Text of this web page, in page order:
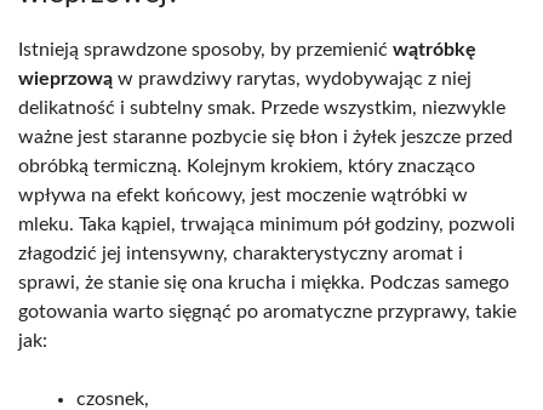
Istnieją sprawdzone sposoby, by przemienić wątróbkę
wieprzową w prawdziwy rarytas, wydobywając z niej
delikatność i subtelny smak. Przede wszystkim, niezwykle
ważne jest staranne pozbycie się błon i żyłek jeszcze przed
obróbką termiczną. Kolejnym krokiem, który znacząco
wpływa na efekt końcowy, jest moczenie wątróbki w
mleku. Taka kąpiel, trwająca minimum pół godziny, pozwoli
złagodzić jej intensywny, charakterystyczny aromat i
sprawi, że stanie się ona krucha i miękka. Podczas samego
gotowania warto sięgnąć po aromatyczne przyprawy, takie
jak:
czosnek,